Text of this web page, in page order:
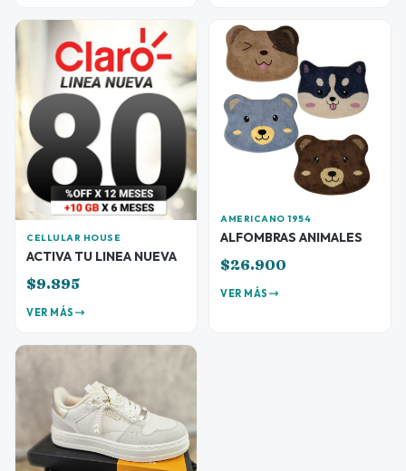
CELLULAR HOUSE
ACTIVA TU LINEA NUEVA
$9.895
VER MÁS
AMERICANO 1954
ALFOMBRAS ANIMALES
$26.900
VER MÁS